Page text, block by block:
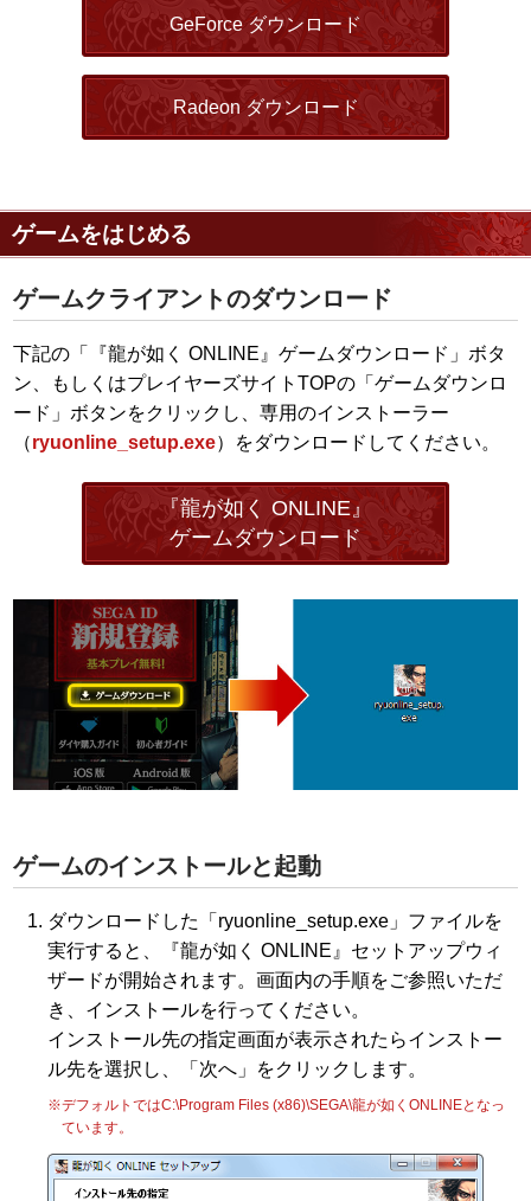
GeForce ダウンロード
Radeon ダウンロード
ゲームをはじめる
ゲームクライアントのダウンロード
下記の「『龍が如く ONLINE』ゲームダウンロード」ボタ
ン、もしくはプレイヤーズサイトTOPの「ゲームダウンロ
ード」ボタンをクリックし、専用のインストーラー
（ryuonline_setup.exe）をダウンロードしてください。
『龍が如く ONLINE』
ゲームダウンロード
ゲームのインストールと起動
ダウンロードした「ryuonline_setup.exe」ファイルを
実行すると、『龍が如く ONLINE』セットアップウィ
ザードが開始されます。画面内の手順をご参照いただ
き、インストールを行ってください。
インストール先の指定画面が表示されたらインストー
ル先を選択し、「次へ」をクリックします。
※デフォルトではC:\Program Files (x86)\SEGA\龍が如くONLINEとなっ
ています。